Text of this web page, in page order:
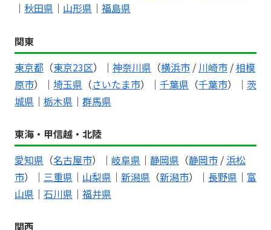
｜ 秋田県 ｜ 山形県 ｜ 福島県
関東
東京都 （東京23区）｜ 神奈川県 （横浜市 / 川崎市 /相模
原市）｜ 埼玉県 （さいたま市）｜ 千葉県 （千葉市）｜ 茨
城県 ｜ 栃木県 ｜ 群馬県
東海・甲信越・北陸
愛知県 （名古屋市）｜ 岐阜県 ｜ 静岡県 （静岡市 / 浜松
市）｜ 三重県 ｜ 山梨県 ｜ 新潟県 （新潟市）｜ 長野県 ｜ 富
山県 ｜ 石川県 ｜ 福井県
関西